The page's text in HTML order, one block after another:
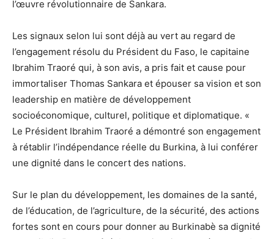
l’œuvre révolutionnaire de Sankara.
Les signaux selon lui sont déjà au vert au regard de
l’engagement résolu du Président du Faso, le capitaine
Ibrahim Traoré qui, à son avis, a pris fait et cause pour
immortaliser Thomas Sankara et épouser sa vision et son
leadership en matière de développement
socioéconomique, culturel, politique et diplomatique. «
Le Président Ibrahim Traoré a démontré son engagement
à rétablir l’indépendance réelle du Burkina, à lui conférer
une dignité dans le concert des nations.
Sur le plan du développement, les domaines de la santé,
de l’éducation, de l’agriculture, de la sécurité, des actions
fortes sont en cours pour donner au Burkinabè sa dignité